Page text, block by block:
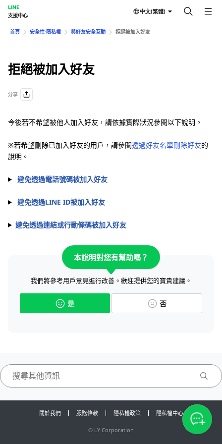
LINE
支援中心
中文(繁體)
首頁 安全性⋅隱私權 與好友安全互動 拒絕被加入好友
拒絕被加入好友
分享
今後若不希望被他人加入好友，請依據實際狀況參閱以下說明。
※若希望刪除已加入好友的用戶，請參閱透過好友名單刪除好友的
說明。
避免透過電話號碼被加入好友
避免透過LINE ID被加入好友
避免透過連結或行動條碼被加入好友
本說明對您有幫助嗎？
我們將參考用戶意見進行改善。歡迎提供您的寶貴建議。
是 否
關於我們 服務條款 隱私權政策 隱私權中心
© LY Corporation